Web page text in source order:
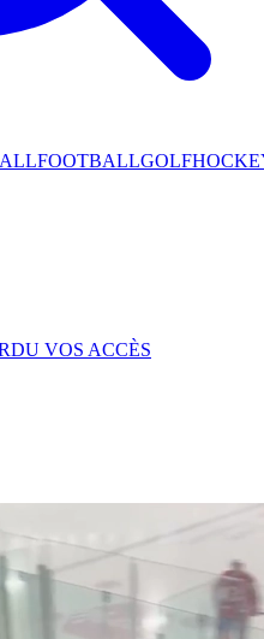
FOOTBALLGOLF
VOS ACCÈS